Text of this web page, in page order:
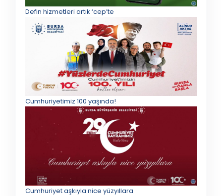
Defin hizmetleri artık ‘cep’te
Cumhuriyetimiz 100 yaşında!
Cumhuriyet aşkıyla nice yüzyıllara